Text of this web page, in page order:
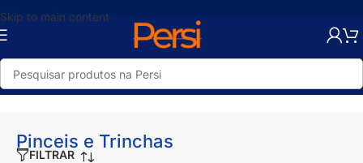
Skip to main content
Início/Loja/Pintura/Acessórios para Pintura/Pinceis e Trinchas
Pinceis e Trinchas
FILTRAR